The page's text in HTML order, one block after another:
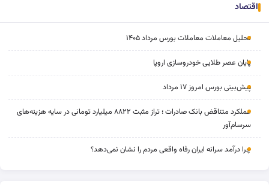
اقتصاد
تحلیل معاملات معاملات بورس مرداد ۱۴۰۵
پایان عصر طلایی خودروسازی اروپا
پیش‌بینی بورس امروز ۱۷ مرداد
عملکرد متناقض بانک صادرات ؛ تراز مثبت ۸۸۲۲ میلیارد تومانی در سایه هزینه‌های
سرسام‌آور
چرا درآمد سرانه ایران رفاه واقعی مردم را نشان نمی‌دهد؟